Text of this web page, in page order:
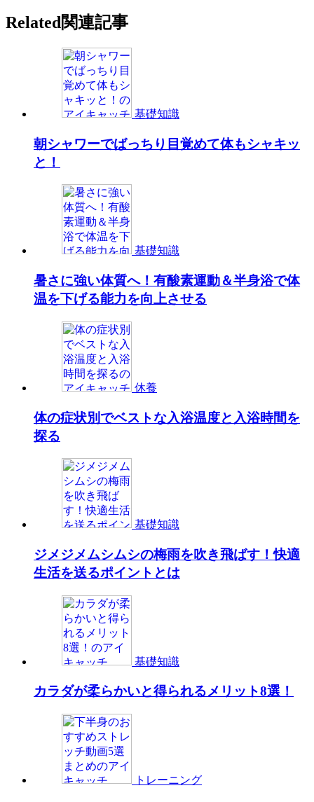
Related関連記事
基礎知識
朝シャワーでばっちり目覚めて体もシャキッ
と！
基礎知識
暑さに強い体質へ！有酸素運動＆半身浴で体
温を下げる能力を向上させる
休養
体の症状別でベストな入浴温度と入浴時間を
探る
基礎知識
ジメジメムシムシの梅雨を吹き飛ばす！快適
生活を送るポイントとは
基礎知識
カラダが柔らかいと得られるメリット8選！
トレーニング